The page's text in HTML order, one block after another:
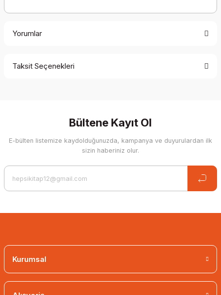
Yorumlar
Taksit Seçenekleri
Bültene Kayıt Ol
E-bülten listemize kaydolduğunuzda, kampanya ve duyurulardan ilk
sizin haberiniz olur.
Kurumsal